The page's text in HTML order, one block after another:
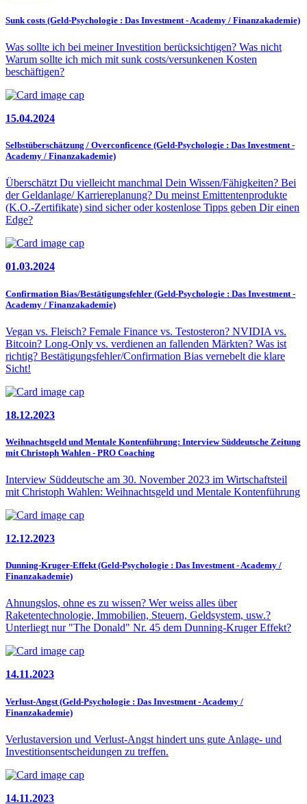
Sunk costs (Geld-Psychologie : Das Investment - Academy / Finanzakademie)
Was sollte ich bei meiner Investition berücksichtigen? Was nicht
Warum sollte ich mich mit sunk costs/versunkenen Kosten
beschäftigen?
15.04.2024
Selbstüberschätzung / Overconficence (Geld-Psychologie : Das Investment -
Academy / Finanzakademie)
Überschätzt Du vielleicht manchmal Dein Wissen/Fähigkeiten? Bei
der Geldanlage/ Karriereplanung? Du meinst Emittentenprodukte
(K.O.-Zertifikate) sind sicher oder kostenlose Tipps geben Dir einen
Edge?
01.03.2024
Confirmation Bias/Bestätigungsfehler (Geld-Psychologie : Das Investment -
Academy / Finanzakademie)
Vegan vs. Fleisch? Female Finance vs. Testosteron? NVIDIA vs.
Bitcoin? Long-Only vs. verdienen an fallenden Märkten? Was ist
richtig? Bestätigungsfehler/Confirmation Bias vernebelt die klare
Sicht!
18.12.2023
Weihnachtsgeld und Mentale Kontenführung: Interview Süddeutsche Zeitung
mit Christoph Wahlen - PRO Coaching
Interview Süddeutsche am 30. November 2023 im Wirtschaftsteil
mit Christoph Wahlen: Weihnachtsgeld und Mentale Kontenführung
12.12.2023
Dunning-Kruger-Effekt (Geld-Psychologie : Das Investment - Academy /
Finanzakademie)
Ahnungslos, ohne es zu wissen? Wer weiss alles über
Raketentechnologie, Immobilien, Steuern, Geldsystem, usw.?
Unterliegt nur "The Donald" Nr. 45 dem Dunning-Kruger Effekt?
14.11.2023
Verlust-Angst (Geld-Psychologie : Das Investment - Academy /
Finanzakademie)
Verlustaversion und Verlust-Angst hindert uns gute Anlage- und
Investitionsentscheidungen zu treffen.
14.11.2023